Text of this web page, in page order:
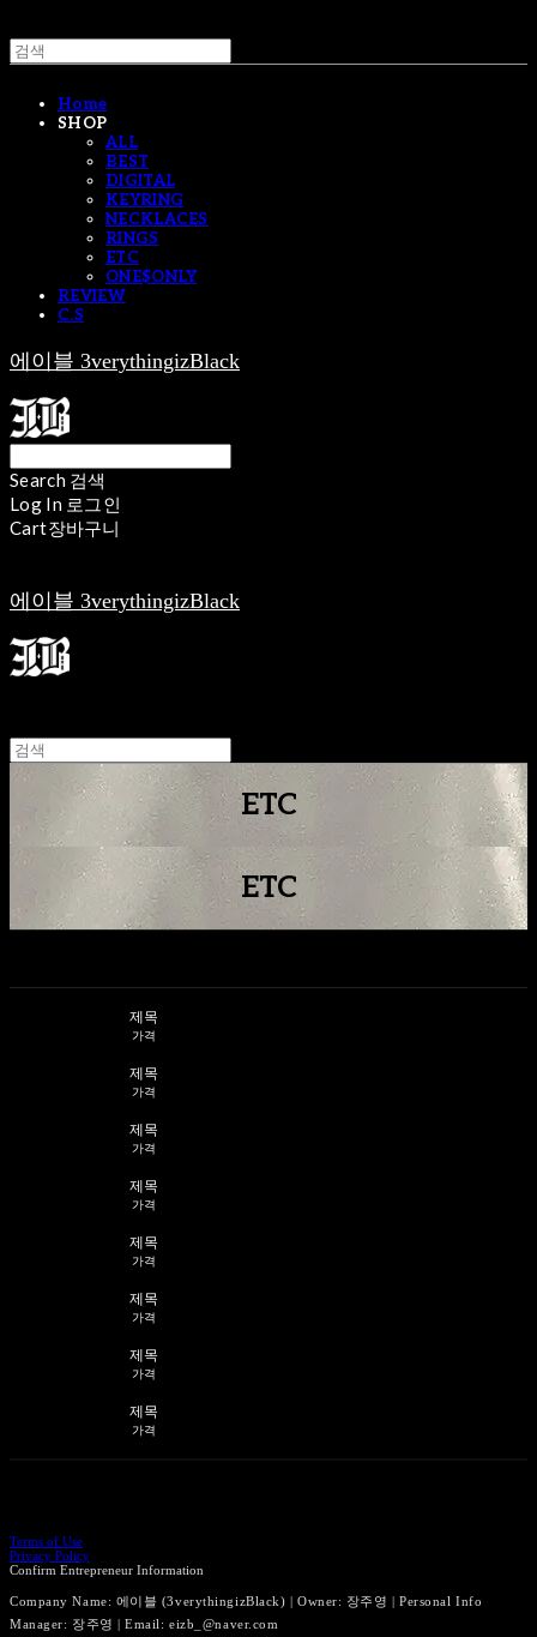
Home
SHOP
ALL
BEST
DIGITAL
KEYRING
NECKLACES
RINGS
ETC
ONE$ONLY
REVIEW
C.S
에이블 3verythingizBlack
Search 검색
Log In 로그인
Cart장바구니
에이블 3verythingizBlack
ETC
ETC
제목
가격
제목
가격
제목
가격
제목
가격
제목
가격
제목
가격
제목
가격
제목
가격
Terms of Use
Privacy Policy
Confirm Entrepreneur Information
Company Name: 에이블 (3verythingizBlack) | Owner: 장주영 | Personal Info
Manager: 장주영 | Email: eizb_@naver.com